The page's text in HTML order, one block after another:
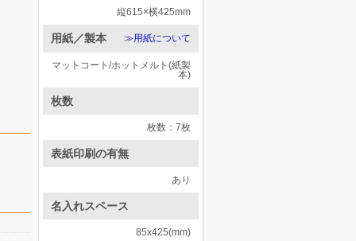
縦615×横425mm
用紙／製本 ≫用紙について
マットコート/ホットメルト(紙製
本)
枚数
枚数：7枚
表紙印刷の有無
あり
名入れスペース
85x425(mm)